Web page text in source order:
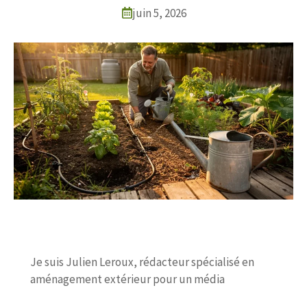
juin 5, 2026
Je suis Julien Leroux, rédacteur spécialisé en
aménagement extérieur pour un média